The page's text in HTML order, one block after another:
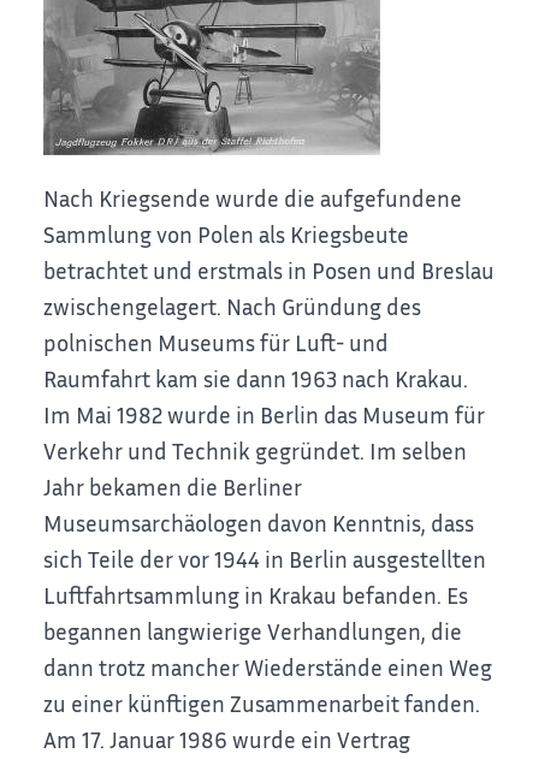
Nach Kriegsende wurde die aufgefundene
Sammlung von Polen als Kriegsbeute
betrachtet und erstmals in Posen und Breslau
zwischengelagert. Nach Gründung des
polnischen Museums für Luft- und
Raumfahrt kam sie dann 1963 nach Krakau.
Im Mai 1982 wurde in Berlin das Museum für
Verkehr und Technik gegründet. Im selben
Jahr bekamen die Berliner
Museumsarchäologen davon Kenntnis, dass
sich Teile der vor 1944 in Berlin ausgestellten
Luftfahrtsammlung in Krakau befanden. Es
begannen langwierige Verhandlungen, die
dann trotz mancher Wiederstände einen Weg
zu einer künftigen Zusammenarbeit fanden.
Am 17. Januar 1986 wurde ein Vertrag